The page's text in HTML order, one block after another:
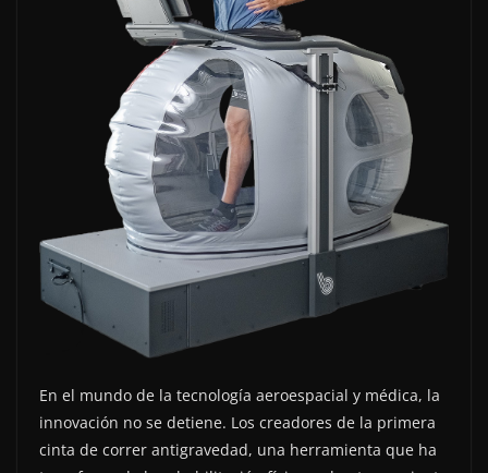
En el mundo de la tecnología aeroespacial y médica, la
innovación no se detiene. Los creadores de la primera
cinta de correr antigravedad, una herramienta que ha